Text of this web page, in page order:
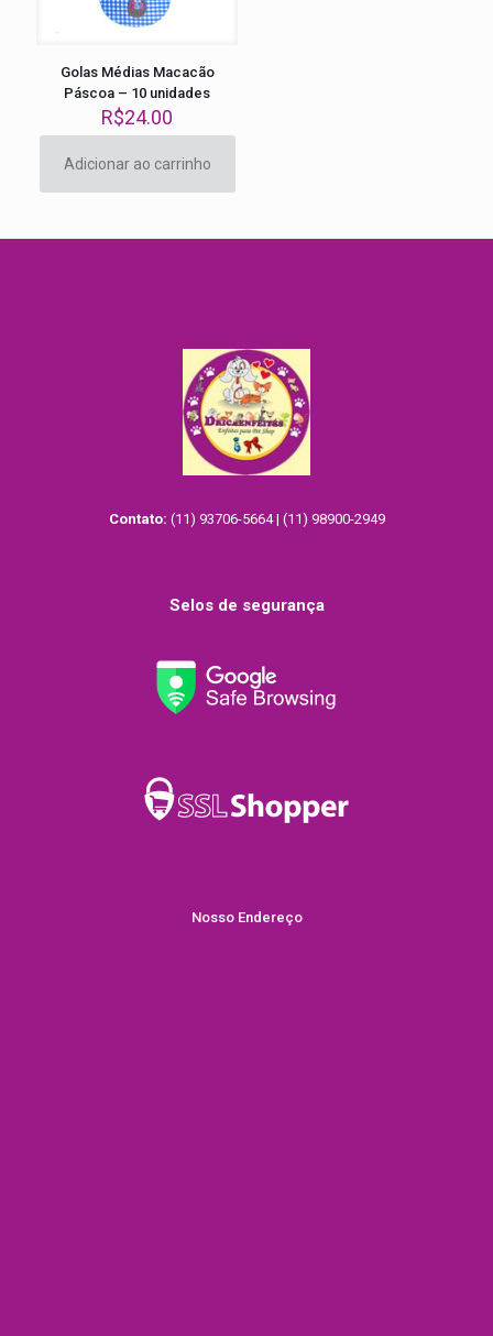
Golas Médias Macacão
Páscoa – 10 unidades
R$24.00
Adicionar ao carrinho
Contato: (11) 93706-5664 | (11) 98900-2949
Selos de segurança
Nosso Endereço